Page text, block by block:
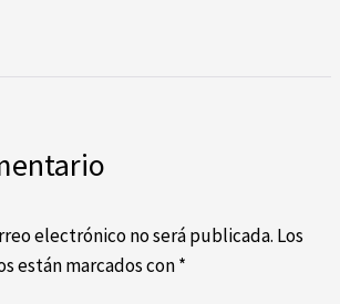
electrónico no será publicada. Los
están marcados con*